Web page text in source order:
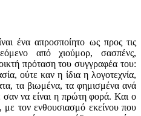
ένα απροσποίητο ως προς τις
από χιούμορ, σασπένς,
πρόταση του συγγραφέα του:
ούτε καν η ίδια η λογοτεχνία,
τα βιωμένα, τα φημισμένα ανά
σαν να είναι η πρώτη φορά. Και ο
τον ενθουσιασμό εκείνου που